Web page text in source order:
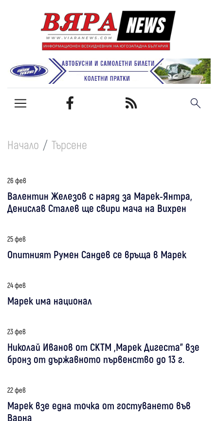
Начало Търсене
26 фев
Валентин Железов с наряд за Марек-Янтра,
Денислав Сталев ще свири мача на Вихрен
25 фев
Опитният Румен Сандев се връща в Марек
24 фев
Марек има национал
23 фев
Николай Иванов от СКТМ „Марек Дигеста” взе
бронз от държавното първенство до 13 г.
22 фев
Марек взе една точка от гостуването във
Варна